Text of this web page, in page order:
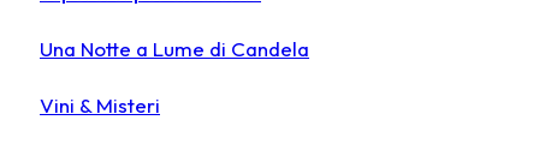
Una Notte a Lume di Candela
Vini & Misteri